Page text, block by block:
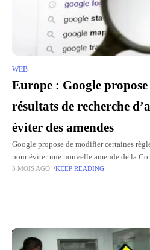
WEB
Europe : Google
résultats de recherche
éviter des amendes
Google propose de modifier certaines
pour éviter une nouvelle amende de la
résultats d'actualités. Selon Bloombergle
3 MOIS AGO KEEP READING
Top Picks for You